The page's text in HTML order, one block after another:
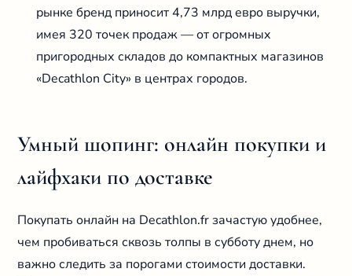
рынке бренд приносит 4,73 млрд евро выручки,
имея 320 точек продаж — от огромных
пригородных складов до компактных магазинов
«Decathlon City» в центрах городов.
Умный шопинг: онлайн покупки и
лайфхаки по доставке
Покупать онлайн на Decathlon.fr зачастую удобнее,
чем пробиваться сквозь толпы в субботу днем, но
важно следить за порогами стоимости доставки.